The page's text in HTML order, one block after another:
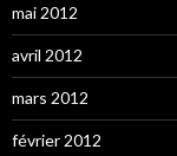
mai 2012
avril 2012
mars 2012
février 2012